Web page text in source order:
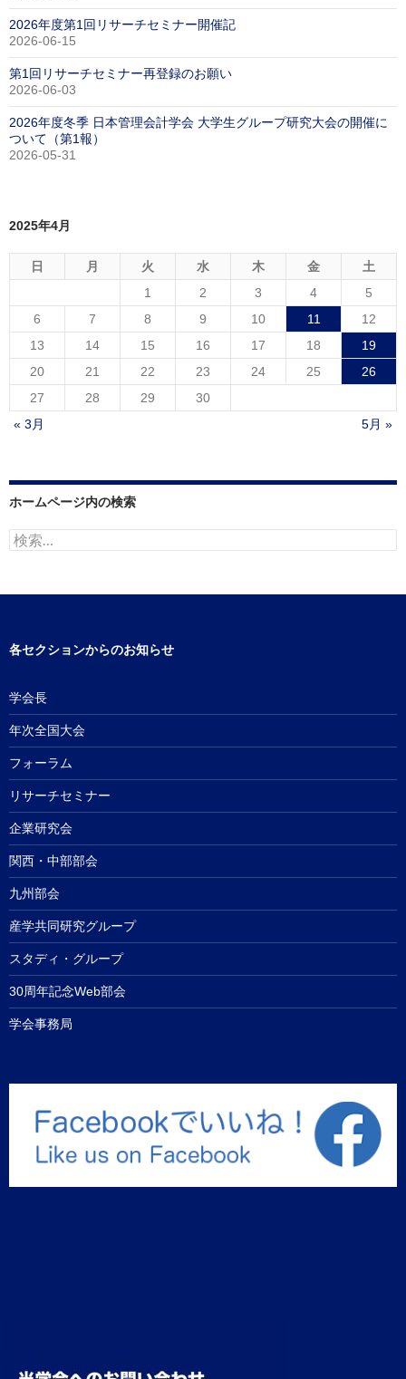
2026年度第1回リサーチセミナー開催記
2026-06-15
第1回リサーチセミナー再登録のお願い
2026-06-03
2026年度冬季 日本管理会計学会 大学生グループ研究大会の開催に
ついて（第1報）
2026-05-31
2025年4月
日 月 火 水 木 金
土
1
2 3 4
5
6
7 8 9 10 11
12
13
14 15 16 17 18
19
20
21 22 23 24 25
26
27
28 29
30
« 3月
5月 »
ホームページ内の検索
検
索:
各セクションからのお知らせ
学会長
年次全国大会
フォーラム
リサーチセミナー
企業研究会
関西・中部部会
九州部会
産学共同研究グループ
スタディ・グループ
30周年記念Web部会
学会事務局